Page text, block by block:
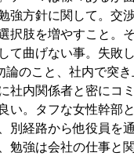
強方針に関して。交
択肢を増やすこと。
て曲げない事。失敗
論のこと、社内で突
社内関係者と密にコ
い。タフな女性幹部
別経路から他役員を
勉強は会社の仕事と